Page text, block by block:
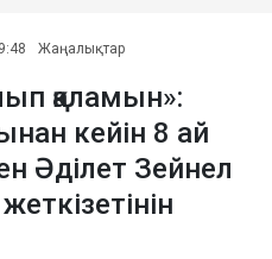
Жаңалықтар
қаламын»:
кейін 8 ай
Әділет Зейнел